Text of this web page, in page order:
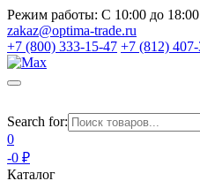
Режим работы: С 10:00 до
zakaz@optima-trade.ru
+7 (800) 333-15-47 +7 (812)
Search for:
0
-0 ₽
Каталог